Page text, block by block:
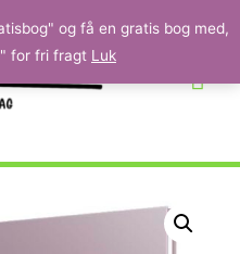
og få en gratis bog med,
for fri fragt Luk